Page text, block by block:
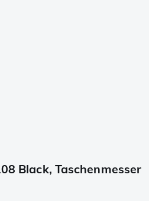
Black, Taschenmesser